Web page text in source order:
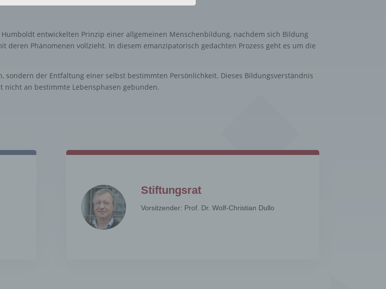
entwickelten Prinzip einer allgemeinen Menschenbildung, nachdem sich Bildung
Phänomenen vollzieht. In diesem emanzipatorisch gedachten Prozess geht es um die
der Entfaltung einer selbst bestimmten Persönlichkeit. Dieses Bildungsverständnis
an bestimmte Lebensphasen gebunden.
Stiftungsrat
Vorsitzender: Prof. Dr. Wolf-Christian Dullo
ist die Markierung gespeicherter
mit dem Ziel, ihre künftige Verarbeitung
Verarbeitung personenbezogener
zu analysieren oder vorherzusagen.
die personenbezogenen Daten ohne
Informationen nicht mehr einer spezifischen
werden können, sofern diese zusätzlichen
aufbewahrt werden und technischen und
unterliegen, die gewährleisten, dass die